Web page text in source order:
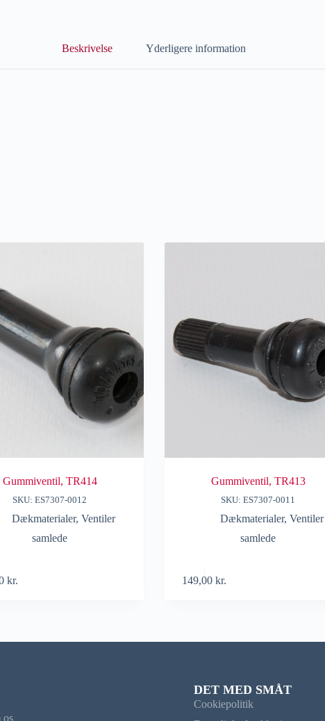
Beskrivelse Yderligere information
Gummiventil, TR414
SKU: ES7307-0012
Dækmaterialer,Ventiler
samlede
kr.
Gummiventil, TR413
SKU: ES7307-0011
Dækmaterialer,Ventiler
samlede
149,00kr.
os
DET MED SMÅT
Cookiepolitik